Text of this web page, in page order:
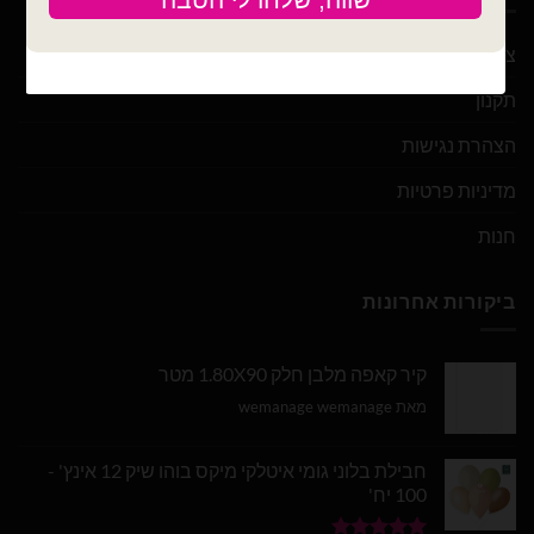
צור קשר
תקנון
הצהרת נגישות
מדיניות פרטיות
חנות
ביקורות אחרונות
קיר קאפה מלבן חלק 1.80X90 מטר
מאת wemanage wemanage
חבילת בלוני גומי איטלקי מיקס בוהו שיק 12 אינץ' -
100 יח'